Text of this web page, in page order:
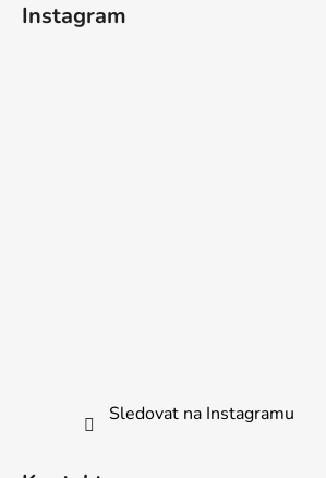
Instagram
Sledovat na Instagramu